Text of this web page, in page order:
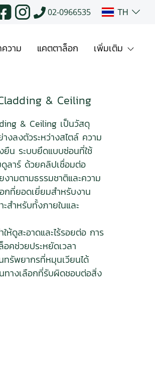
02-0966535 TH
วาม แคตตาล็อก เพิ่มเติม
& Ceiling
& Ceiling เป็นวัสดุ
ลงตัวระหว่างสไตล์ ความ
ยืน ระบบยึดแบบซ่อนที่ใช้
ลาร์ ด้วยคลิปเชื่อมต่อ
ามตามธรรมชาติและความ
กที่ยอดเยี่ยมสำหรับงาน
สำหรับทั้งภายในและ
ห้ดูสะอาดและไร้รอยต่อ การ
คช่วยประหยัดเวลา
ทรัพยากรที่หมุนเวียนได้
นทางเลือกที่รับผิดชอบต่อสิ่ง